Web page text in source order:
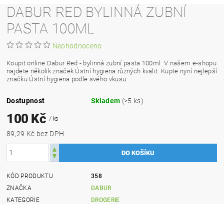
DABUR RED BYLINNÁ ZUBNÍ
PASTA 100ML
Neohodnoceno
Koupit online Dabur Red - bylinná zubní pasta 100ml. V našem e-shopu
najdete několik značek Ústní hygiena různých kvalit. Kupte nyní nejlepší
značku Ústní hygiena podle svého vkusu.
Dostupnost Skladem (>5 ks)
100 Kč / ks
89,29 Kč bez DPH
KÓD PRODUKTU
358
ZNAČKA
DABUR
KATEGORIE
DROGERIE